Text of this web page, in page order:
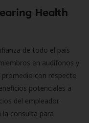
Health
de todo el país
en audífonos y
promedio con respecto
potenciales a
del empleador.
la consulta para